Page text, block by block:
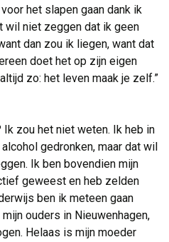
het slapen gaan dank ik
wil niet zeggen dat ik geen
dan zou ik liegen, want dat
doet het op zijn eigen
zo: het leven maak je zelf.”
zou het niet weten. Ik heb in
gedronken, maar dat wil
Ik ben bovendien mijn
geweest en heb zelden
ben ik meteen gaan
ouders in Nieuwenhagen,
Helaas is mijn moeder